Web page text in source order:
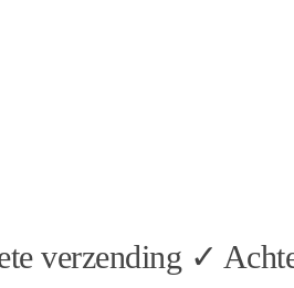
verzending ✓